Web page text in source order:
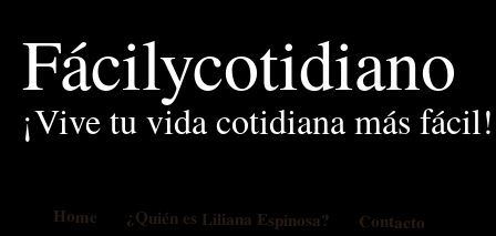
Fácilycotidiano
¡Vive tu vida cotidiana más fácil!
Home ¿Quién es Liliana Espinosa? Contacto